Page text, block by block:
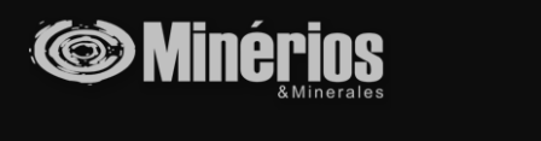
Siga nossas redes sociais